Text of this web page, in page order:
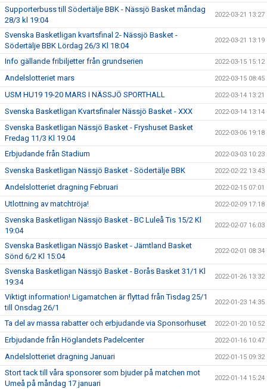
Supporterbuss till Södertälje BBK - Nässjö Basket måndag
28/3 kl 19:04
2022-03-21 13:27
Svenska Basketligan kvartsfinal 2- Nässjö Basket -
Södertälje BBK Lördag 26/3 Kl 18:04
2022-03-21 13:19
Info gällande fribiljetter från grundserien 2022-03-15 15:12
Andelslotteriet mars 2022-03-15 08:45
USM HU19 19-20 MARS I NÄSSJÖ SPORTHALL 2022-03-14 13:21
Svenska Basketligan Kvartsfinaler Nässjö Basket - XXX 2022-03-14 13:14
Svenska Basketligan Nässjö Basket - Fryshuset Basket
Fredag 11/3 Kl 19.04
2022-03-06 19:18
Erbjudande från Stadium 2022-03-03 10:23
Svenska Basketligan Nässjö Basket - Södertälje BBK 2022-02-22 13:43
Andelslotteriet dragning Februari 2022-02-15 07:01
Utlottning av matchtröja! 2022-02-09 17:18
Svenska Basketligan Nässjö Basket - BC Luleå Tis 15/2 Kl
19:04
2022-02-07 16:03
Svenska Basketligan Nässjö Basket - Jämtland Basket
Sönd 6/2 Kl 15:04
2022-02-01 08:34
Svenska Basketligan Nässjö Basket - Borås Basket 31/1 Kl
19:34
2022-01-26 13:32
Viktigt information! Ligamatchen är flyttad från Tisdag 25/1
till Onsdag 26/1
2022-01-23 14:35
Ta del av massa rabatter och erbjudande via Sponsorhuset 2022-01-20 10:52
Erbjudande från Höglandets Padelcenter 2022-01-16 10:47
Andelslotteriet dragning Januari 2022-01-15 09:32
Stort tack till våra sponsorer som bjuder på matchen mot
Umeå på måndag 17 januari
2022-01-14 15:24